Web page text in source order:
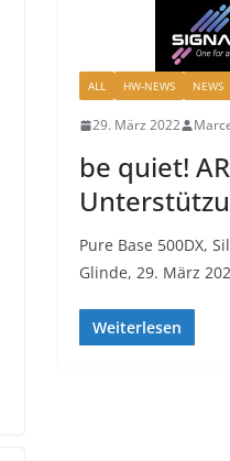
ALL HW-NEWS NEWS
29. März 2022
be quiet!
Pure Base 500DX,
Glinde, 29. März
Weiterlesen